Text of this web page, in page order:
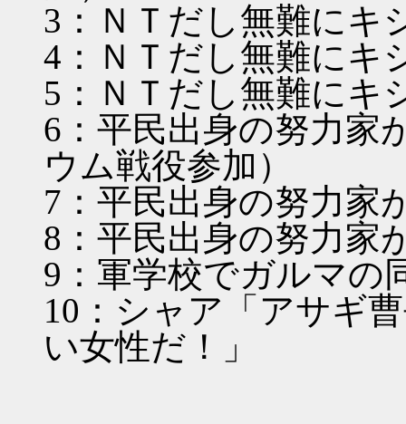
3：ＮＴだし無難にキ
4：ＮＴだし無難にキ
5：ＮＴだし無難にキ
6：平民出身の努力家
ウム戦役参加）
7：平民出身の努力家
8：平民出身の努力家
9：軍学校でガルマの
10：シャア「アサギ
い女性だ！」